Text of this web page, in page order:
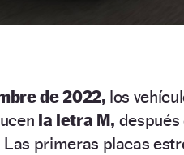
de 2022, los
la letra M, después
Las primeras placas